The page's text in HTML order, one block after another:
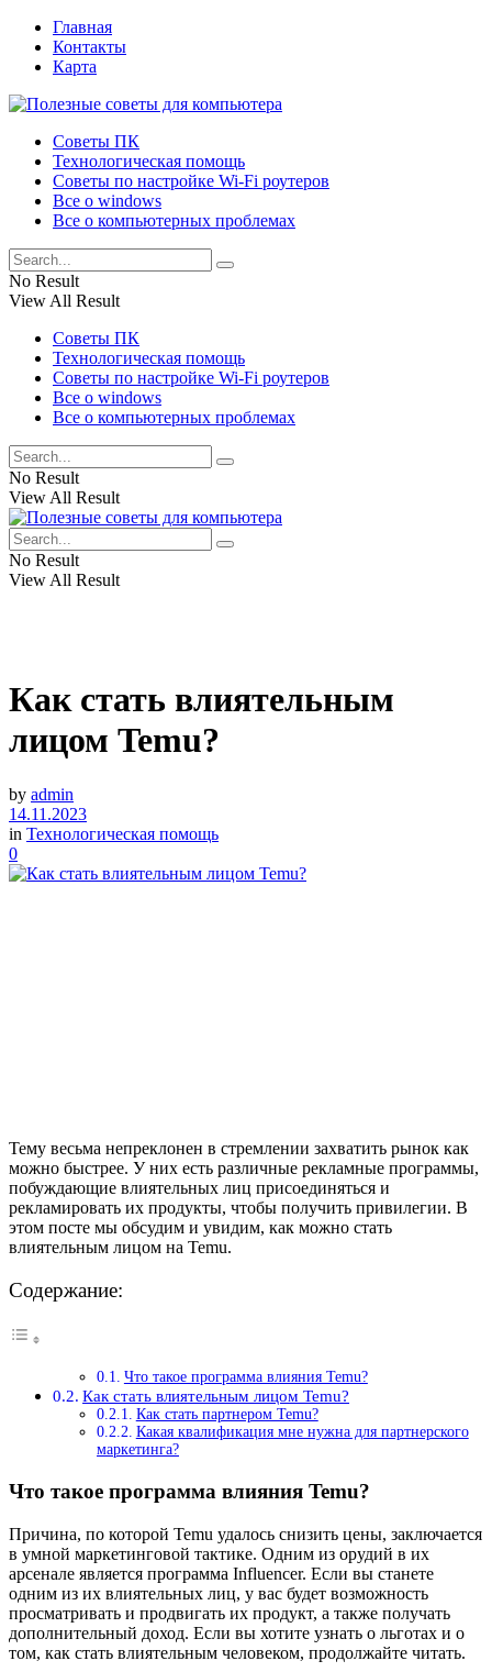
Главная
Контакты
Карта
Советы ПК
Технологическая помощь
Советы по настройке Wi-Fi роутеров
Все о windows
Все о компьютерных проблемах
No Result
View All Result
Советы ПК
Технологическая помощь
Советы по настройке Wi-Fi роутеров
Все о windows
Все о компьютерных проблемах
No Result
View All Result
No Result
View All Result
Как стать влиятельным
лицом Temu?
by admin
14.11.2023
in Технологическая помощь
0
Тему весьма непреклонен в стремлении захватить рынок как
можно быстрее. У них есть различные рекламные программы,
побуждающие влиятельных лиц присоединяться и
рекламировать их продукты, чтобы получить привилегии. В
этом посте мы обсудим и увидим, как можно стать
влиятельным лицом на Temu.
Содержание:
Что такое программа влияния Temu?
Как стать влиятельным лицом Temu?
Как стать партнером Temu?
Какая квалификация мне нужна для партнерского
маркетинга?
Что такое программа влияния Temu?
Причина, по которой Temu удалось снизить цены, заключается
в умной маркетинговой тактике. Одним из орудий в их
арсенале является программа Influencer. Если вы станете
одним из их влиятельных лиц, у вас будет возможность
просматривать и продвигать их продукт, а также получать
дополнительный доход. Если вы хотите узнать о льготах и ​​о
том, как стать влиятельным человеком, продолжайте читать.